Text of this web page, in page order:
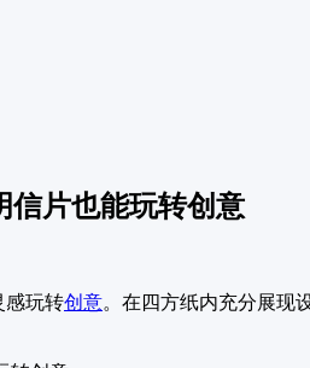
信片也能玩转创意
感玩转创意。在四方纸内充分展现